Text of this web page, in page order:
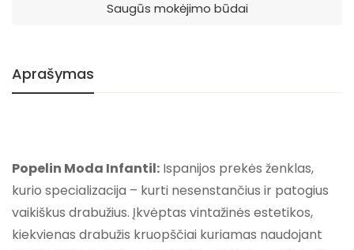
Saugūs mokėjimo būdai
Aprašymas
Popelin Moda Infantil: Ispanijos prekės ženklas,
kurio specializacija – kurti nesenstančius ir patogius
vaikiškus drabužius. Įkvėptas vintažinės estetikos,
kiekvienas drabužis kruopščiai kuriamas naudojant